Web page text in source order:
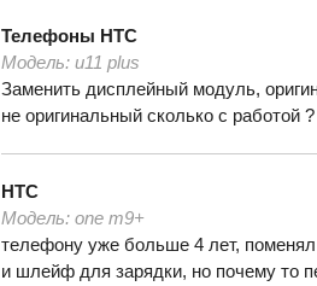
Телефоны HTC
Модель: u11 plus
Заменить дисплейный модуль,
не оригинальный сколько с работой ?
HTC
Модель: one m9+
телефону уже больше 4 лет,
и шлейф для зарядки, но почему то